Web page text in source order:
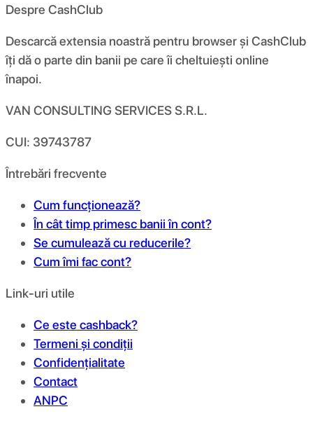
Despre CashClub
Descarcă extensia noastră pentru browser și CashClub
îți dă o parte din banii pe care îi cheltuiești online
înapoi.
VAN CONSULTING SERVICES S.R.L.
CUI: 39743787
Întrebări frecvente
Cum funcționează?
În cât timp primesc banii în cont?
Se cumulează cu reducerile?
Cum îmi fac cont?
Link-uri utile
Ce este cashback?
Termeni și condiții
Confidențialitate
Contact
ANPC